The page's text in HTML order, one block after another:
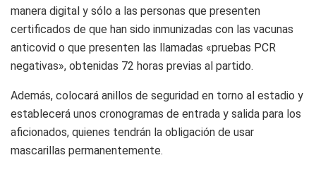
manera digital y sólo a las personas que presenten
certificados de que han sido inmunizadas con las vacunas
anticovid o que presenten las llamadas «pruebas PCR
negativas», obtenidas 72 horas previas al partido.
Además, colocará anillos de seguridad en torno al estadio y
establecerá unos cronogramas de entrada y salida para los
aficionados, quienes tendrán la obligación de usar
mascarillas permanentemente.